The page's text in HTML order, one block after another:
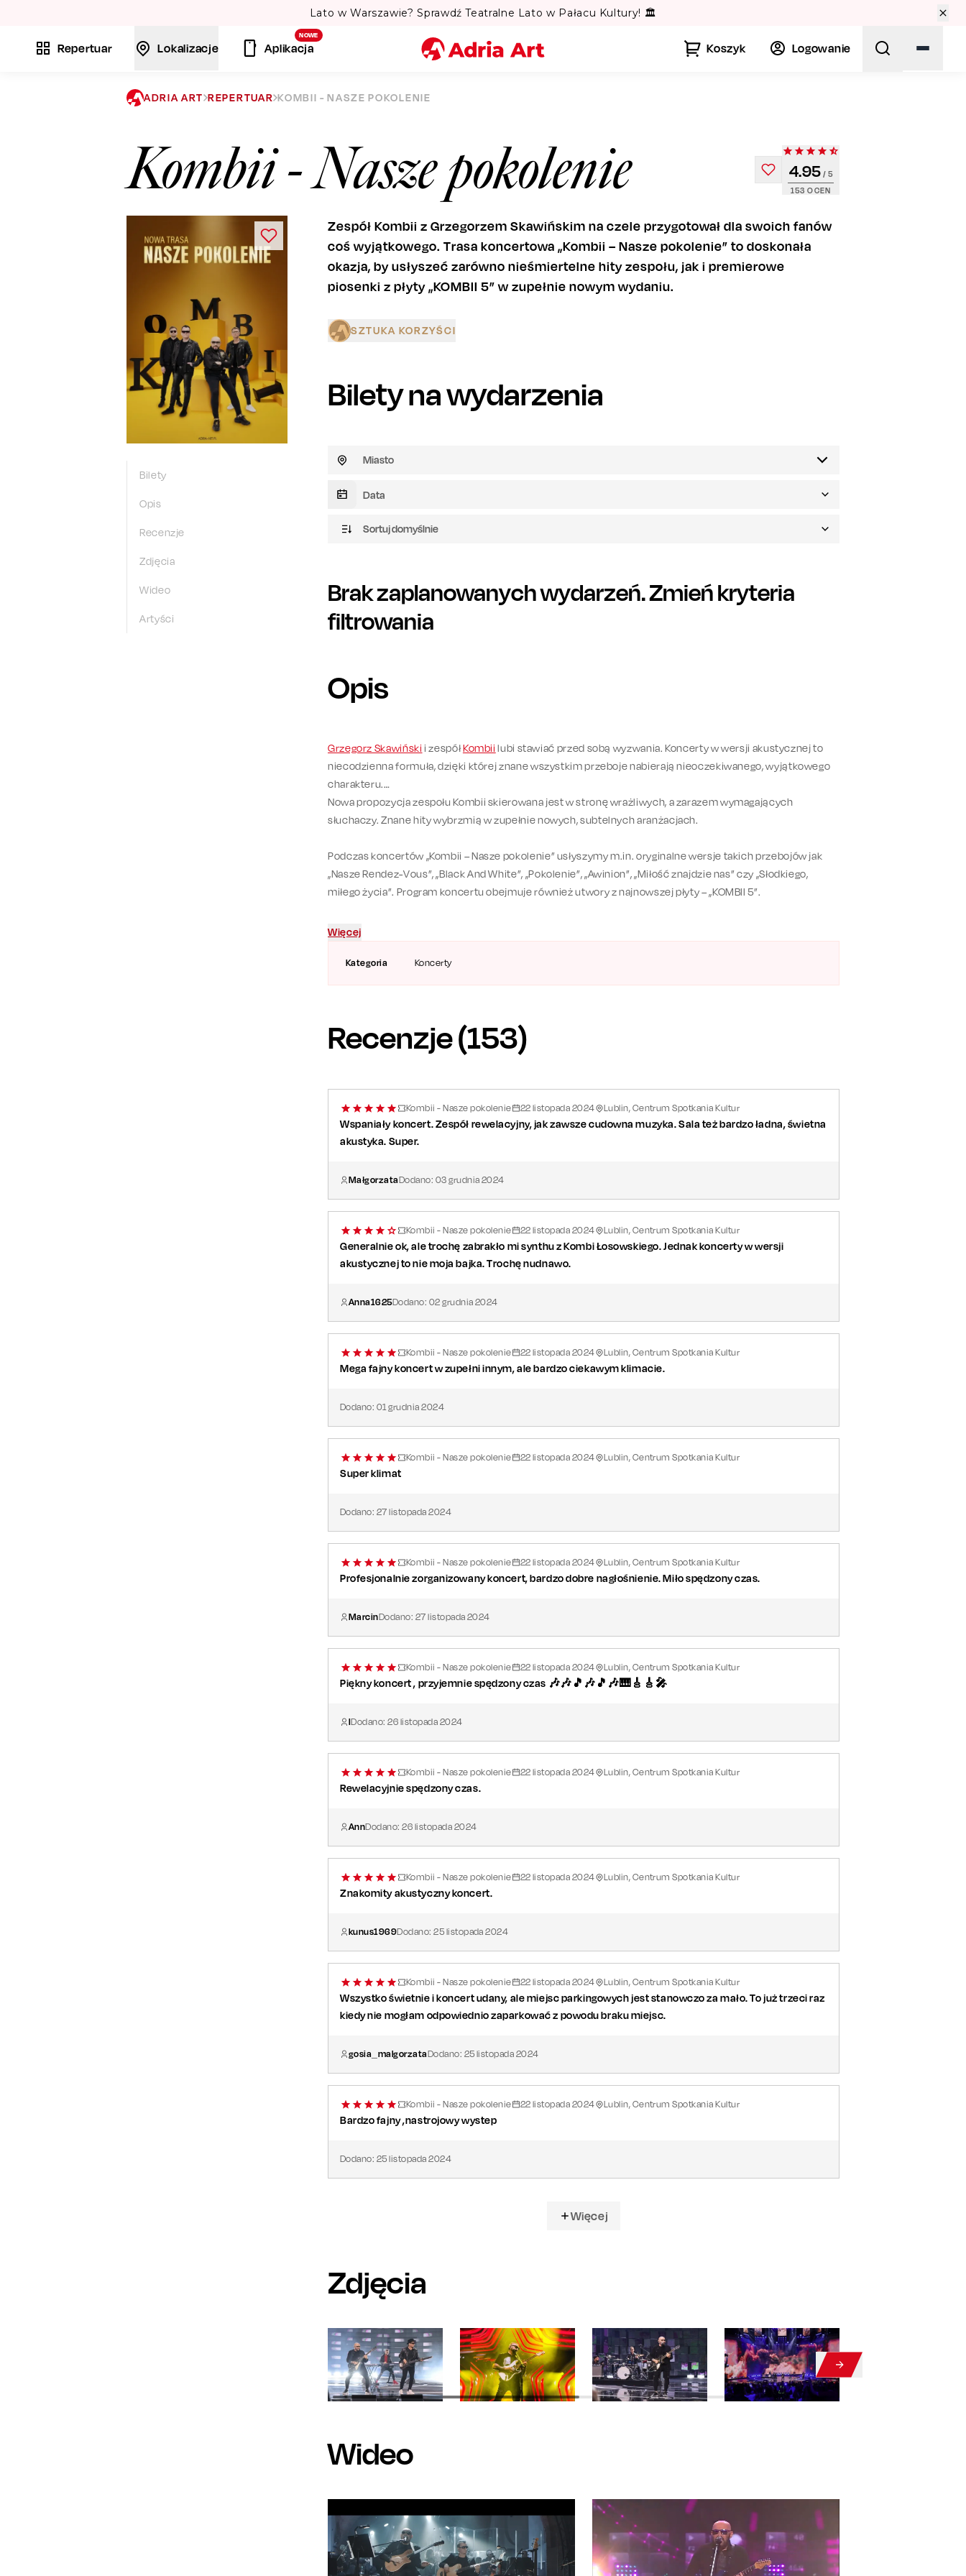
Lato w Warszawie? Sprawdź Teatralne Lato w Pałacu Kultury! 🏛️
Repertuar Lokalizacje
NOWE
Aplikacja Koszyk Logowanie
Szukaj
ADRIA ART REPERTUAR KOMBII - NASZE POKOLENIE
Kombii - Nasze pokolenie 4.95 / 5
153 OCEN
Bilety
Opis
Recenzje
Zdjęcia
Wideo
Artyści
Zespół Kombii z Grzegorzem Skawińskim na czele przygotował dla swoich fanów
coś wyjątkowego. Trasa koncertowa „Kombii – Nasze pokolenie” to doskonała
okazja, by usłyszeć zarówno nieśmiertelne hity zespołu, jak i premierowe
piosenki z płyty „KOMBII 5” w zupełnie nowym wydaniu.
SZTUKA KORZYŚCI
Bilety na wydarzenia
Miasto
Sortuj domyślnie
Brak zaplanowanych wydarzeń. Zmień kryteria
filtrowania
Opis
Kategoria Koncerty
Grzegorz Skawińskii zespółKombiilubi stawiać przed sobą wyzwania. Koncerty w wersji akustycznej to
niecodzienna formuła, dzięki której znane wszystkim przeboje nabierają nieoczekiwanego, wyjątkowego
charakteru.
Nowa propozycja zespołu Kombii skierowana jest w stronę wrażliwych, a zarazem wymagających
słuchaczy. Znane hity wybrzmią w zupełnie nowych, subtelnych aranżacjach.
Podczas koncertów „Kombii – Nasze pokolenie” usłyszymy m.in. oryginalne wersje takich przebojów jak
„Nasze Rendez-Vous”, „Black And White”, „Pokolenie”, „Awinion”, „Miłość znajdzie nas” czy „Słodkiego,
miłego życia”. Program koncertu obejmuje również utwory z najnowszej płyty – „KOMBII 5”.
Więcej
Recenzje (153)
Kombii - Nasze pokolenie 22 listopada 2024 Lublin, Centrum Spotkania Kultur
Wspaniały koncert. Zespół rewelacyjny, jak zawsze cudowna muzyka. Sala też bardzo ładna, świetna
akustyka. Super.
MałgorzataDodano: 03 grudnia 2024
Kombii - Nasze pokolenie 22 listopada 2024 Lublin, Centrum Spotkania Kultur
Generalnie ok, ale trochę zabrakło mi synthu z Kombi Łosowskiego. Jednak koncerty w wersji
akustycznej to nie moja bajka. Trochę nudnawo.
Anna1625Dodano: 02 grudnia 2024
Kombii - Nasze pokolenie 22 listopada 2024 Lublin, Centrum Spotkania Kultur
Mega fajny koncert w zupełni innym, ale bardzo ciekawym klimacie.
Dodano: 01grudnia 2024
Kombii - Nasze pokolenie 22 listopada 2024 Lublin, Centrum Spotkania Kultur
Super klimat
Dodano: 27 listopada 2024
Kombii - Nasze pokolenie 22 listopada 2024 Lublin, Centrum Spotkania Kultur
Profesjonalnie zorganizowany koncert, bardzo dobre nagłośnienie. Miło spędzony czas.
MarcinDodano: 27 listopada 2024
Kombii - Nasze pokolenie 22 listopada 2024 Lublin, Centrum Spotkania Kultur
Piękny koncert , przyjemnie spędzony czas 🎶🎶🎵🎶🎵🎶🎹🎸🎸🎤
IDodano:26 listopada 2024
Kombii - Nasze pokolenie 22 listopada 2024 Lublin, Centrum Spotkania Kultur
Rewelacyjnie spędzony czas.
AnnDodano:26 listopada 2024
Kombii - Nasze pokolenie 22 listopada 2024 Lublin, Centrum Spotkania Kultur
Znakomity akustyczny koncert.
kunus1969Dodano:25 listopada 2024
Kombii - Nasze pokolenie 22 listopada 2024 Lublin, Centrum Spotkania Kultur
Wszystko świetnie i koncert udany, ale miejsc parkingowych jest stanowczo za mało. To już trzeci raz
kiedy nie mogłam odpowiednio zaparkować z powodu braku miejsc.
gosia_malgorzataDodano: 25 listopada 2024
Kombii - Nasze pokolenie 22 listopada 2024 Lublin, Centrum Spotkania Kultur
Bardzo fajny ,nastrojowy wystep
Dodano: 25 listopada 2024
Więcej
Zdjęcia
Wideo